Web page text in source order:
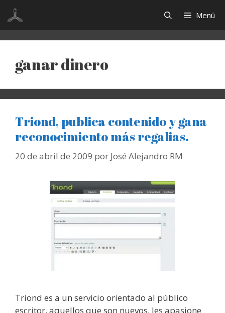
Saltar
contenido
Menú
ganar dinero
Triond, publica contenido y gana
reconocimiento más regalias.
20 de abril de 2009 por José Alejandro RM
Triond es a un servicio orientado al público
escritor, aquellos que son nuevos, les apasione